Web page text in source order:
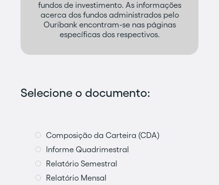
fundos de investimento. As informações
acerca dos fundos administrados pelo
Ouribank encontram-se nas páginas
específicas dos respectivos.
Selecione o documento:
Composição da Carteira (CDA)
Informe Quadrimestral
Relatório Semestral
Relatório Mensal